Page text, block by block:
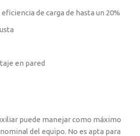
de carga de hasta un 20%
en pared
puede manejar como máximo
del equipo. No es apta para